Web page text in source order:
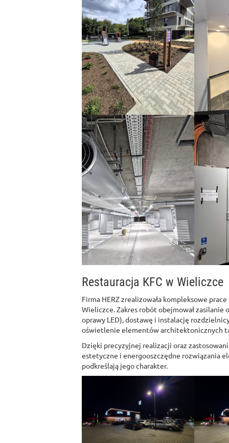
Restauracja KFC w Wieliczce
Firma HERZ zrealizowała kompleksowe
Wieliczce. Zakres robót obejmował
oprawy LED), dostawę i instalację
oświetlenie elementów architektonicznych
Dzięki precyzyjnej realizacji oraz
estetyczne i energooszczędne rozwiązania
podkreślają jego charakter.